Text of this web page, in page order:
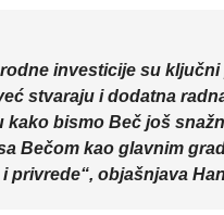
investicije su
stvaraju i dodatna
kako bismo Beč još
Bečom kao glavnim
privrede“, objašnjava